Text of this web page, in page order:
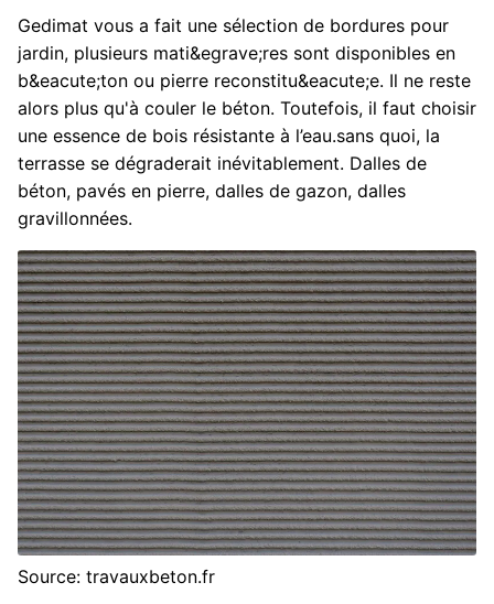
Gedimat vous a fait une sélection de bordures pour
jardin, plusieurs mati&egrave;res sont disponibles en
b&eacute;ton ou pierre reconstitu&eacute;e. Il ne reste
alors plus qu'à couler le béton. Toutefois, il faut choisir
une essence de bois résistante à l’eau.sans quoi, la
terrasse se dégraderait inévitablement. Dalles de
béton, pavés en pierre, dalles de gazon, dalles
gravillonnées.
Source: travauxbeton.fr